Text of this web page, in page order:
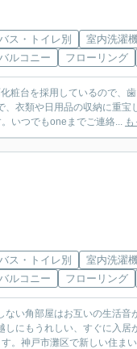
ス・トイレ別 室内洗濯
ルコニー
フローリング
粧台を採用しているので、
衣類や日用品の収納に重宝
いつでもoneまでご連絡...
ス・トイレ別 室内洗濯
ルコニー
フローリング
い角部屋はお互いの生活音
にもうれしい、すぐに入居
。神戸市灘区で新しい住ま